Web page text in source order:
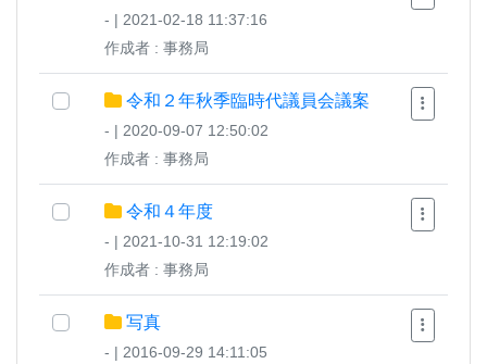
- | 2021-02-18 11:37:16
作成者 : 事務局
令和２年秋季臨時代議員会議案
- | 2020-09-07 12:50:02
作成者 : 事務局
令和４年度
- | 2021-10-31 12:19:02
作成者 : 事務局
写真
- | 2016-09-29 14:11:05